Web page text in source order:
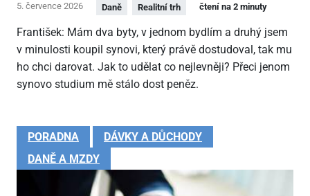
5. července 2026 Daně Realitní trh čtení na 2 minuty
František: Mám dva byty, v jednom bydlím a druhý jsem
v minulosti koupil synovi, který právě dostudoval, tak mu
ho chci darovat. Jak to udělat co nejlevněji? Přeci jenom
synovo studium mě stálo dost peněz.
PORADNA
DÁVKY A DŮCHODY
DANĚ A MZDY